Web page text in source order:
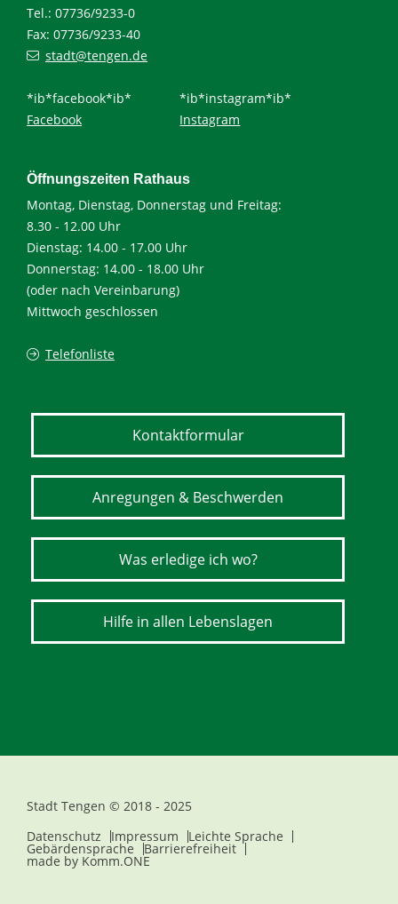
Tel.: 07736/9233-0
Fax: 07736/9233-40
stadt@tengen.de
*ib*facebook*ib*
Facebook
*ib*instagram*ib*
Instagram
Öffnungszeiten Rathaus
Montag, Dienstag, Donnerstag und Freitag:
8.30 - 12.00 Uhr
Dienstag: 14.00 - 17.00 Uhr
Donnerstag: 14.00 - 18.00 Uhr
(oder nach Vereinbarung)
Mittwoch geschlossen
Telefonliste
Kontaktformular
Anregungen & Beschwerden
Was erledige ich wo?
Hilfe in allen Lebenslagen
Stadt Tengen © 2018 - 2025
Datenschutz
Impressum Leichte Sprache
Gebärdensprache Barrierefreiheit
made by Komm.ONE